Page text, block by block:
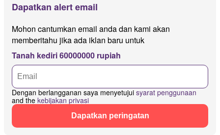
Dapatkan alert email
Mohon cantumkan email anda dan kami akan
memberitahu jika ada iklan baru untuk
Tanah kediri 60000000 rupiah
Dengan berlangganan saya menyetujui syarat penggunaan
and the kebijakan privasi
Dapatkan peringatan